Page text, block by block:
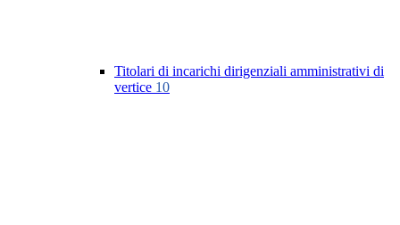
Titolari di incarichi dirigenziali amministrativi di
vertice 10